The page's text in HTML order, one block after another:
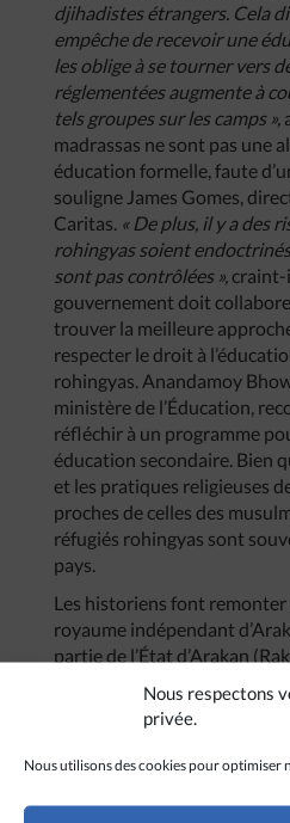
Nous respectons
privée.
Nous utilisons des cookies pour optimiser
djihadistes étrangers. Cela
empêche de recevoir une
les oblige à se tourner vers
réglementées augmente à
tels groupes sur les camps »,
madrassas ne sont pas une
éducation formelle, faute
souligne James Gomes,
Caritas. « De plus, il y a des
rohingyas soient
sont pas contrôlées », craint-
gouvernement doit
trouver la meilleure
respecter le droit à
rohingyas. Anandamoy
ministère de l’Éducation,
réfléchir à un programme
éducation secondaire. Bien
et les pratiques religieuses
proches de celles des
réfugiés rohingyas sont
pays.
Les historiens font remonter
royaume indépendant
partie de l’État d’Arakan
VIIIe siècle. Pourtant, ces
ont été catalogués comme
par les gouvernements
partie de la population
et à la répression des droits